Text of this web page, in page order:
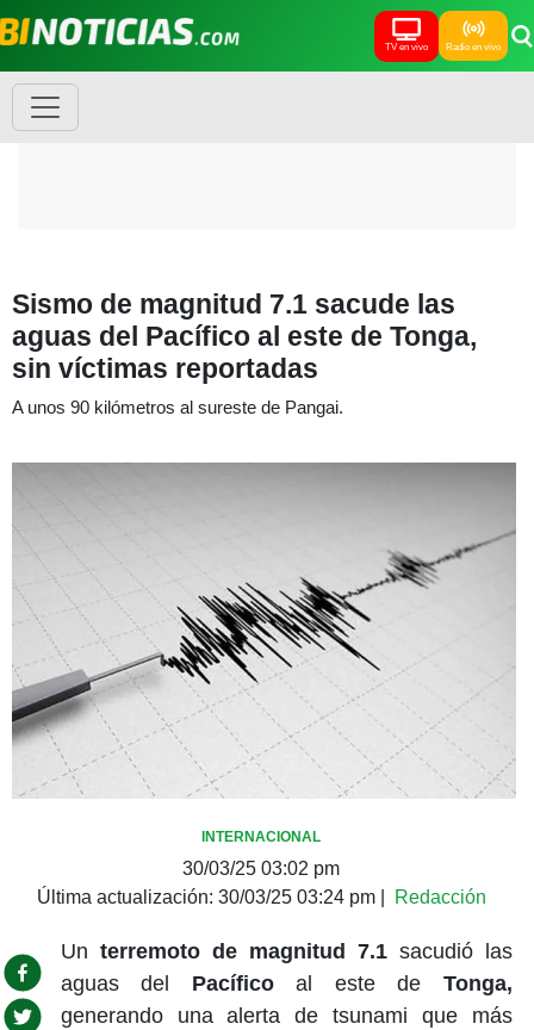
TV en vivo Radio en vivo
Sismo de magnitud 7.1 sacude las
aguas del Pacífico al este de Tonga,
sin víctimas reportadas
A unos 90 kilómetros al sureste de Pangai.
INTERNACIONAL
30/03/25 03:02 pm
Última actualización: 30/03/25 03:24 pm| Redacción
Un terremoto de magnitud 7.1 sacudió las
aguas del Pacíficoal este de Tonga,
generando una alerta de tsunami que más